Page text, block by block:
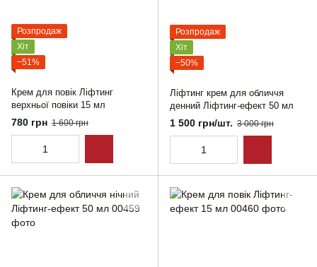
Розпродаж
Хіт
−51%
Крем для повік Ліфтинг
верхньої повіки 15 мл
780 грн 1 600 грн
Розпродаж
Хіт
−50%
Ліфтинг крем для обличчя
денний Ліфтинг-ефект 50 мл
1 500 грн/шт. 3 000 грн